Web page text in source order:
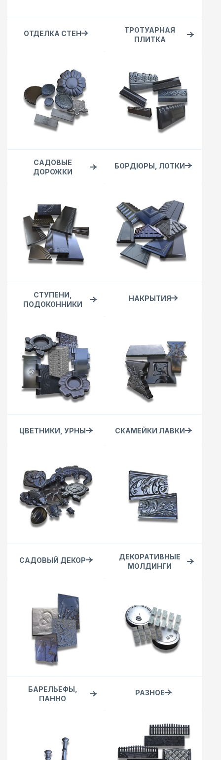
ОТДЕЛКА СТЕН
ТРОТУАРНАЯ
ПЛИТКА
САДОВЫЕ
ДОРОЖКИ
БОРДЮРЫ, ЛОТКИ
СТУПЕНИ,
ПОДОКОННИКИ
НАКРЫТИЯ
ЦВЕТНИКИ, УРНЫ СКАМЕЙКИ ЛАВКИ
САДОВЫЙ ДЕКОР
ДЕКОРАТИВНЫЕ
МОЛДИНГИ
БАРЕЛЬЕФЫ,
ПАННО
РАЗНОЕ